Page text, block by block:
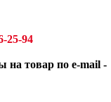
25-94
на товар по e-mail -